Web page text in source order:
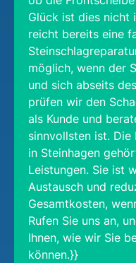
Glück ist dies nicht
reicht bereits eine
möglich, wenn der
und sich abseits
prüfen wir den
als Kunde und
sinnvollsten ist. Die
in Steinhagen
Leistungen. Sie ist
Austausch und
Gesamtkosten,
Rufen Sie uns an,
Ihnen, wie wir Sie
können.}}